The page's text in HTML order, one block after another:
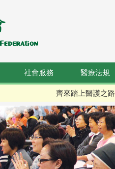
社會服務 醫療法規
齊來踏上醫護之路